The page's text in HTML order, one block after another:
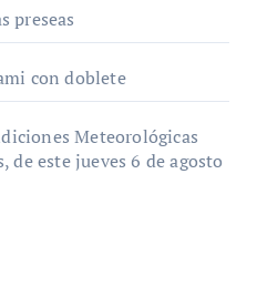
preseas
con doblete
Meteorológicas
de este jueves 6 de agosto